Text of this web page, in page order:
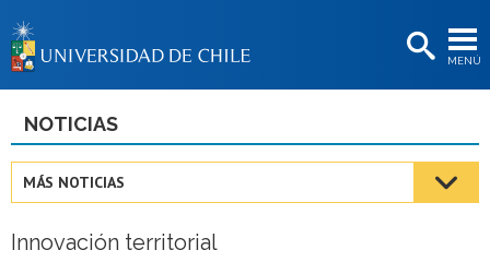
MENÚ
BIBLIOTECAS
Estudiantes
Académicas/os
NOTICIAS
MÁS NOTICIAS
Innovación territorial